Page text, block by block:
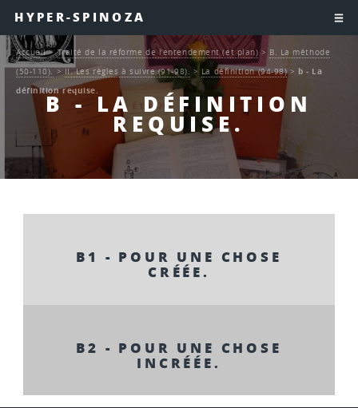
HYPER-SPINOZA
B - LA DÉFINITION
REQUISE.
Accueil>Traité de la réforme de l’entendement (et plan)> B. La méthode
(50-110).>II. Les règles à suivre (91-98). > La définition (94-98)> b - La
définition requise.
B1 - POUR UNE CHOSE
CRÉÉE.
B2 - POUR UNE CHOSE
INCRÉÉE.